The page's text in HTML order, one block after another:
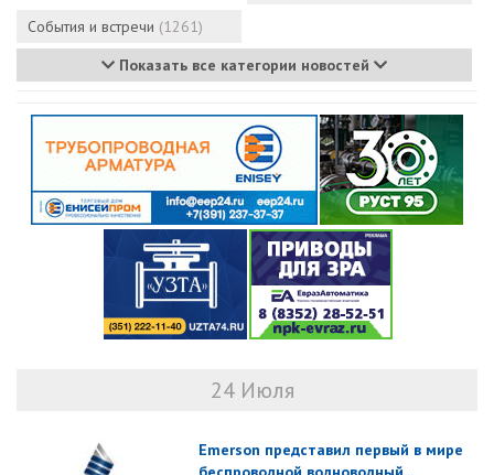
События и встречи (1261)
Показать все категории новостей
24 Июля
Emerson представил первый в мире